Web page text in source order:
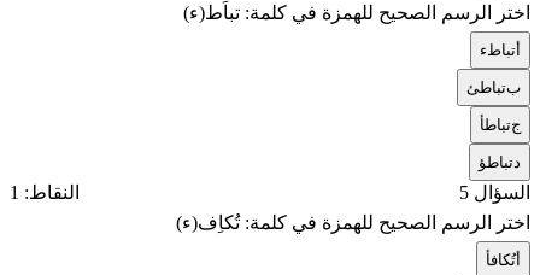
اختر الرسم الصحيح للهمزة في كلمة: تباَط(ء)
تباطء
بتباطئ
جتباطأ
تباطؤ
السؤال 5
النقاط: 1
اختر الرسم الصحيح للهمزة في كلمة: تُكاِف(ء)
تُكافأ